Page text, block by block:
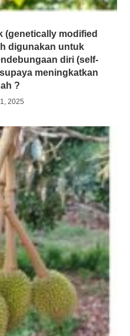
(genetically modified
digunakan untuk
diri (self-
meningkatkan
?
2025